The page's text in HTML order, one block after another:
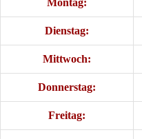
Montag:
Dienstag:
Mittwoch:
Donnerstag:
Freitag: